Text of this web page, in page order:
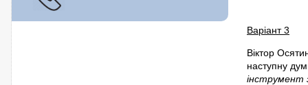
Варіант 3
Віктор
наступну
інструмент